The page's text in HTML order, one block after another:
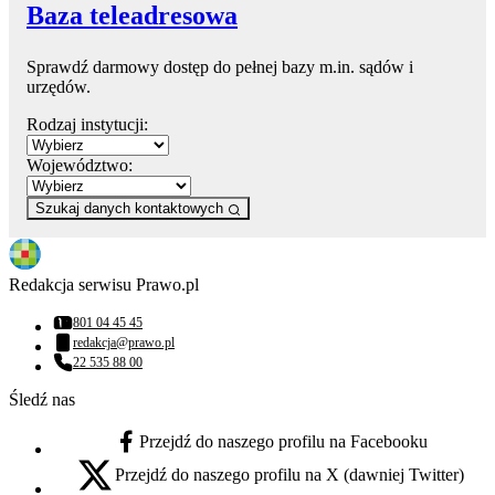
Baza teleadresowa
Sprawdź darmowy dostęp do pełnej bazy m.in. sądów i
urzędów.
Rodzaj instytucji:
Województwo:
Szukaj danych kontaktowych
Redakcja serwisu Prawo.pl
Numer telefonu:
801 04 45 45
Adres email:
redakcja@prawo.pl
Numer telefonu:
22 535 88 00
Śledź nas
facebook - otwiera się w nowej karcie
Przejdź do naszego profilu na Facebooku
x - otwiera się w nowej karcie
Przejdź do naszego profilu na X (dawniej Twitter)